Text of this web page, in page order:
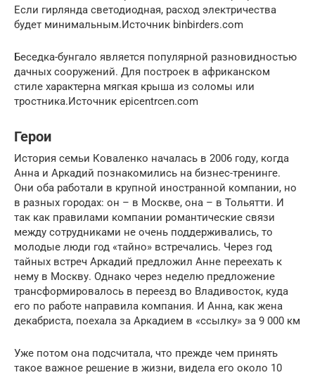
Если гирлянда светодиодная, расход электричества
будет минимальным.Источник binbirders.com
Беседка-бунгало является популярной разновидностью
дачных сооружений. Для построек в африканском
стиле характерна мягкая крыша из соломы или
тростника.Источник epicentrcen.com
Герои
История семьи Коваленко началась в 2006 году, когда
Анна и Аркадий познакомились на бизнес-тренинге.
Они оба работали в крупной иностранной компании, но
в разных городах: он – в Москве, она – в Тольятти. И
так как правилами компании романтические связи
между сотрудниками не очень поддерживались, то
молодые люди год «тайно» встречались. Через год
тайных встреч Аркадий предложил Анне переехать к
нему в Москву. Однако через неделю предложение
трансформировалось в переезд во Владивосток, куда
его по работе направила компания. И Анна, как жена
декабриста, поехала за Аркадием в «ссылку» за 9 000 км
Уже потом она подсчитала, что прежде чем принять
такое важное решение в жизни, видела его около 10